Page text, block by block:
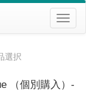
選択
（個別購入）-